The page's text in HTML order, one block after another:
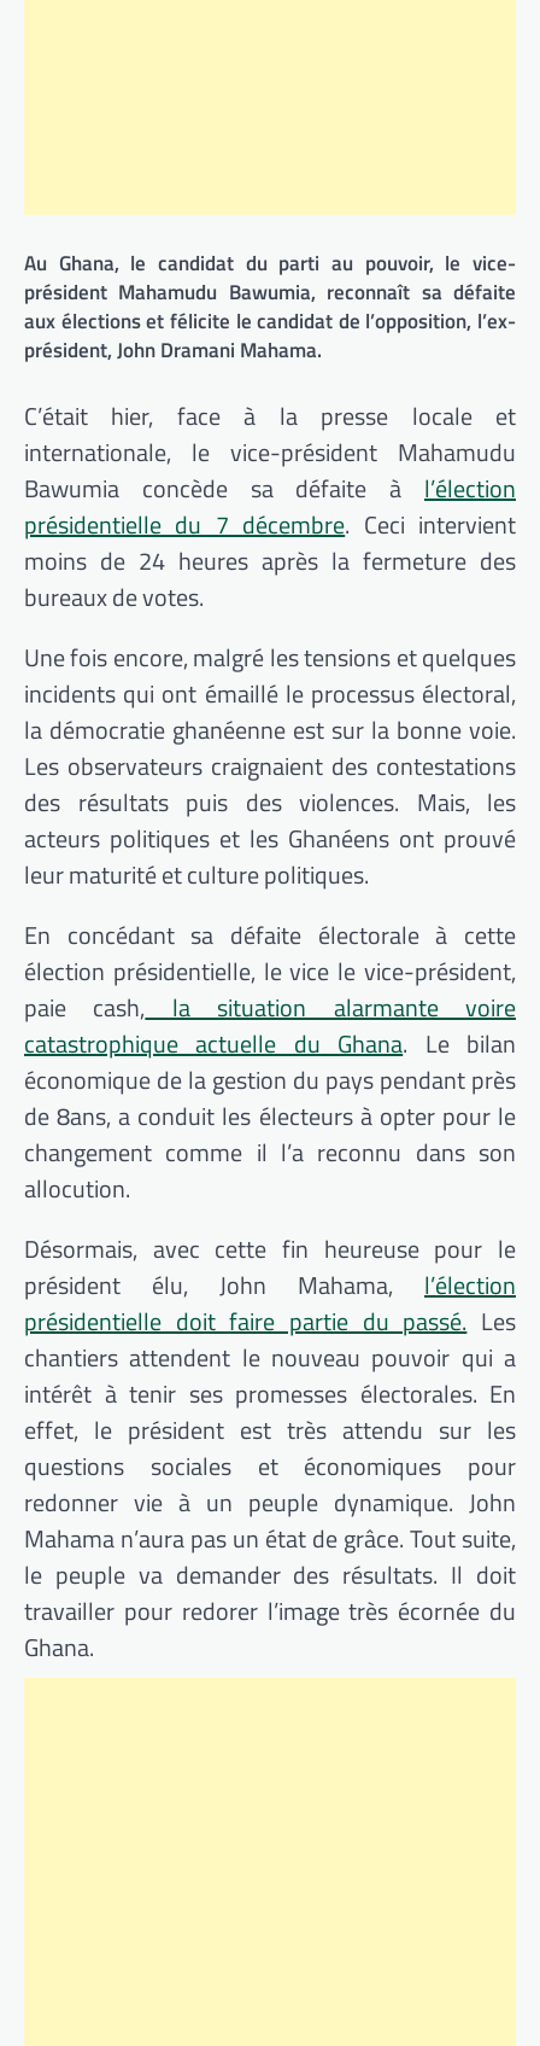
Au Ghana, le candidat du parti au pouvoir, le vice-
président Mahamudu Bawumia, reconnaît sa défaite
aux élections et félicite le candidat de l’opposition, l’ex-
président, John Dramani Mahama.
C’était hier, face à la presse locale et
internationale, le vice-président Mahamudu
Bawumia concède sa défaite à l’élection
présidentielle du 7 décembre. Ceci intervient
moins de 24 heures après la fermeture des
bureaux de votes.
Une fois encore, malgré les tensions et quelques
incidents qui ont émaillé le processus électoral,
la démocratie ghanéenne est sur la bonne voie.
Les observateurs craignaient des contestations
des résultats puis des violences. Mais, les
acteurs politiques et les Ghanéens ont prouvé
leur maturité et culture politiques.
En concédant sa défaite électorale à cette
élection présidentielle, le vice le vice-président,
paie cash, la situation alarmante voire
catastrophique actuelle du Ghana. Le bilan
économique de la gestion du pays pendant près
de 8ans, a conduit les électeurs à opter pour le
changement comme il l’a reconnu dans son
allocution.
Désormais, avec cette fin heureuse pour le
président élu, John Mahama, l’élection
présidentielle doit faire partie du passé. Les
chantiers attendent le nouveau pouvoir qui a
intérêt à tenir ses promesses électorales. En
effet, le président est très attendu sur les
questions sociales et économiques pour
redonner vie à un peuple dynamique. John
Mahama n’aura pas un état de grâce. Tout suite,
le peuple va demander des résultats. Il doit
travailler pour redorer l’image très écornée du
Ghana.